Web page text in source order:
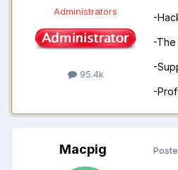
Administrators
95.4k
-
-The
-
-
Macpig